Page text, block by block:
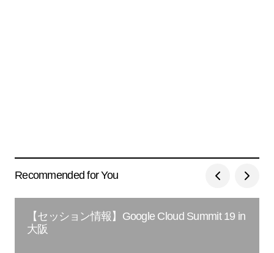
Recommended for You
【セッション情報】Google Cloud Summit 19 in
大阪